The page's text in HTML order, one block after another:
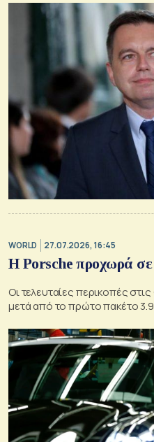
WORLD 27.07.2026, 16:45
Η Porsche προχωρά σε
Οι τελευταίες περικοπές
μετά από το πρώτο πακέτο